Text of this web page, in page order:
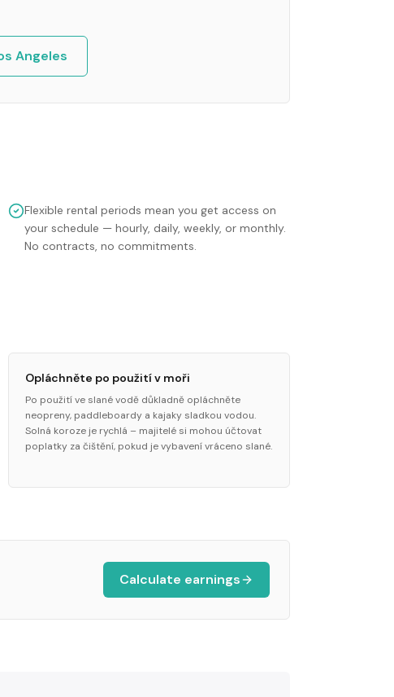
Angeles
Flexible rental periods mean you get access on
your schedule — hourly, daily, weekly, or monthly.
No contracts, no commitments.
Opláchněte po použití v moři
Po použití ve slané vodě důkladně opláchněte
neopreny, paddleboardy a kajaky sladkou vodou.
Solná koroze je rychlá – majitelé si mohou účtovat
poplatky za čištění, pokud je vybavení vráceno slané.
Calculate earnings